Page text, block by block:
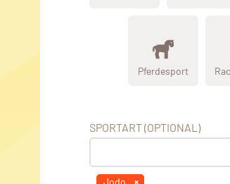
Pferdesport
SPORTART (OPTIONAL)
Jodo